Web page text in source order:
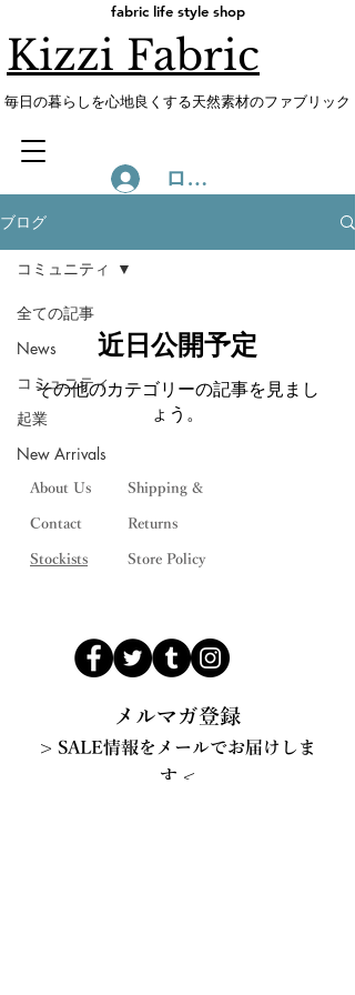
fabric life style shop
Kizzi Fabric
​毎日の暮らしを心地良くする天然素材のファブリック
ログイン
ブログ
全ての記事
News
コミュニティ
起業
New Arrivals
コミュニティ
近日公開予定
その他のカテゴリーの記事を見まし
ょう。
About Us
Contact
Stockists
Shipping &
Returns
Store Policy
メルマガ登録
> SALE情報をメールでお届けしま
す <